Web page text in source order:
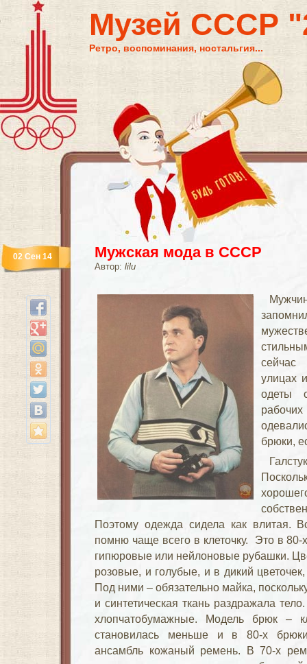
Музей СССР
Ретро, воспоминания, ностальгия...
Мужская мода в СССР
Автор: lilu
02 Сен 14
улицах
одеты
рабочих
брюки,
Поэтому одежда сидела как влитая.
помню чаще всего в клеточку. Это в
гипюровые или нейлоновые рубашки.
розовые, и голубые, и в дикий
Под ними – обязательно майка,
и синтетическая ткань раздражала
хлопчатобумажные. Модель брюк
становилась меньше и в 80-х
ансамбль кожаный ремень. В 70-х